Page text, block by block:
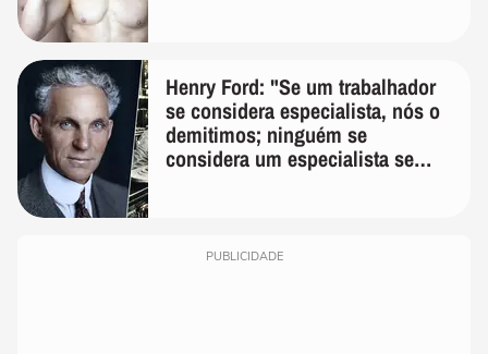
Henry Ford: "Se um trabalhador
se considera especialista, nós o
demitimos; ninguém se
considera um especialista se
PUBLICIDADE